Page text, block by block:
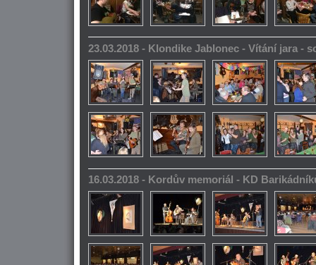
23.03.2018 - Klondike Jablonec - Vítání jara -
16.03.2018 - Kordův memoriál - KD